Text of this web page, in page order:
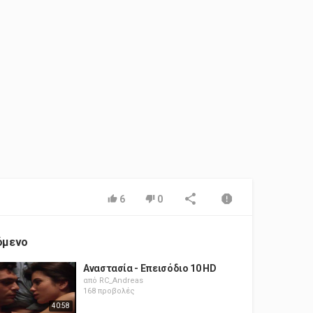
6 0
40:58
Αναστασία - Επεισόδιο 10 HD
από RC_Andreas
168 προβολές